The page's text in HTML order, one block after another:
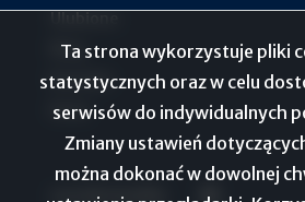
Blog
Kontakt
Rodo
social media Facebook
Ta strona wykorzystuje pliki
statystycznych oraz w celu
serwisów do indywidualnych
Zmiany ustawień
można dokonać w dowolnej